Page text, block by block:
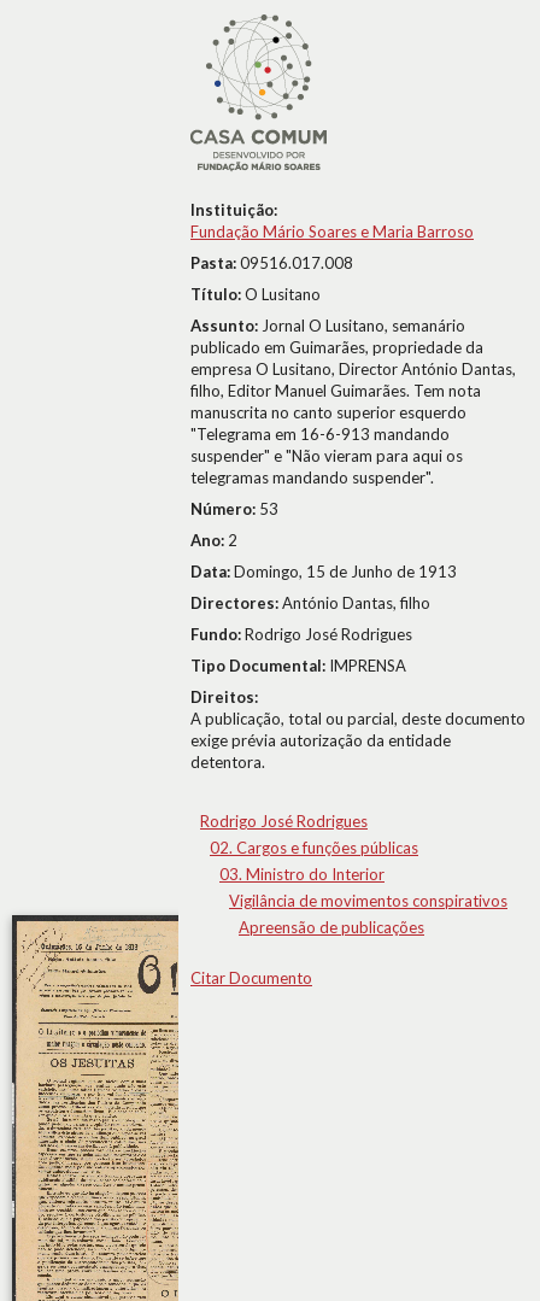
Instituição:
Fundação Mário Soares e Maria Barroso
Pasta:09516.017.008
Título:O Lusitano
Assunto: Jornal O Lusitano, semanário
publicado em Guimarães, propriedade da
empresa O Lusitano, Director António Dantas,
filho, Editor Manuel Guimarães. Tem nota
manuscrita no canto superior esquerdo
"Telegrama em 16-6-913 mandando
suspender" e "Não vieram para aqui os
telegramas mandando suspender".
Número: 53
Ano: 2
Data:Domingo, 15 de Junho de 1913
Directores:António Dantas, filho
Fundo:Rodrigo José Rodrigues
Tipo Documental: IMPRENSA
Direitos:
A publicação, total ou parcial, deste documento
exige prévia autorização da entidade
detentora.
Rodrigo José Rodrigues
02. Cargos e funções públicas
03. Ministro do Interior
Vigilância de movimentos conspirativos
Apreensão de publicações
Citar Documento